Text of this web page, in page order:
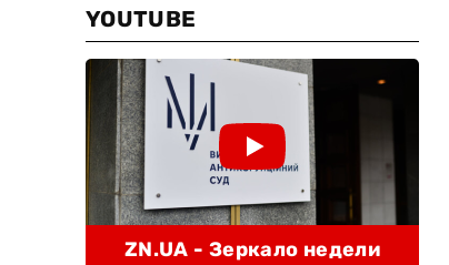
YOUTUBE
ZN.UA - Зеркало недели